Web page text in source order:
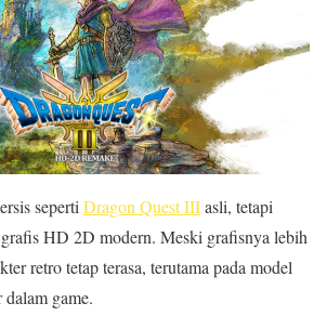
seperti Dragon Quest IIIasli, tetapi
HD 2D modern. Meski grafisnya lebih
retro tetap terasa, terutama pada model
game.